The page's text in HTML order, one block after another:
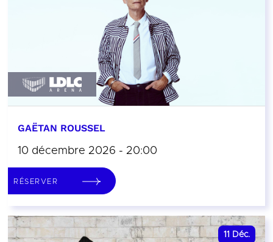
GAËTAN ROUSSEL
10 décembre 2026 - 20:00
RÉSERVER
11 Déc.